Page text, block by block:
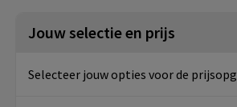
Jouw selectie en prijs
Selecteer jouw opties voor de